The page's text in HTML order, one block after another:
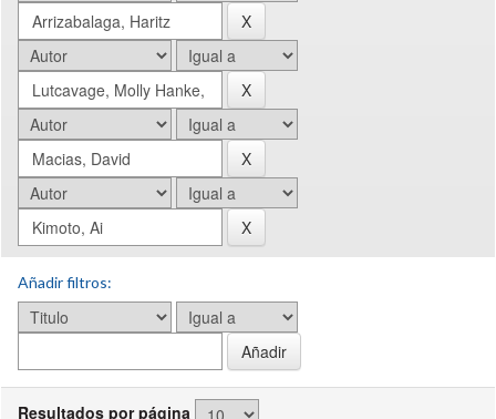
Añadir filtros:
Resultados por página